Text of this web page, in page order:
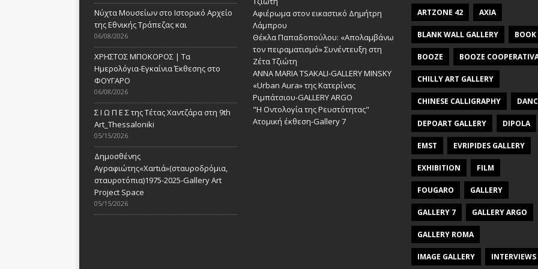
Νύχτα Μουσείων στο Ιστορικό Αρχείο
της Εθνικής Τράπεζας και
06/08/2026
ΧΡΗΣΤΟΣ ΜΠΟΚΟΡΟΣ | Τα
Ημερολόγια-Εγκαίνια Έκθεσης στο
ΦΟΥΓΑΡΟ
06/08/2026
Σ Ι Ω Π Ε Σ της Τέτας Χαντζάρα στη 9th
Art_Thessaloniki
05/15/2026
Δημοσθένης
Αγραφιώτης«Xαrtιά»(σταυροδρόμια,
σταυροτόπια)1975-2025-Gallery Art
Project Space
05/15/2026
Αφιέρωμα στον εικαστικό Δημήτρη
Λάμπρου
Θέκλα Παπαδοπούλου: «Απολαμβάνω
τον πειραματισμό» Συνέντευξη στη
Ζέτα Τζιώτη
ANNA MARIA TSAKALI-GALLERY MINSKY
«Urban Aura» της Κατερίνας
Ριμπάτσιου-GALLERY ARGO
"Η Οντολογία της Ρευστότητας"
Ατομική έκθεση-Gallery 7
ARTZONE 42 AXIA
BLANK WALL GALLERY BOOK
BOOZE BOOZE
CHILLY ART GALLERY
CHINESE CALLIGRAPHY
DEPOART GALLERY DIPOLA
EMST EVRIPIDES GALLERY
EXHIBITION FILM
FOUGARO GALLERY
GALLERY 7 GALLERY ARGO
GALLERY ROMA
IMAGE GALLERY INTERVIEWS